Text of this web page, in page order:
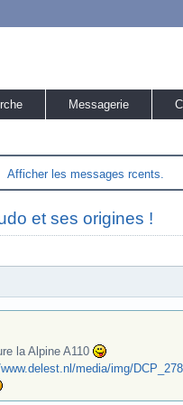
Messagerie
Afficher les messages rcents.
et ses origines !
la Alpine A110
media/img/